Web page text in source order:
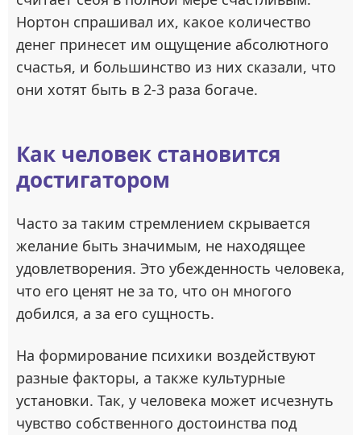
Нортон спрашивал их, какое количество
денег принесет им ощущение абсолютного
счастья, и большинство из них сказали, что
они хотят быть в 2-3 раза богаче.
Как человек становится
достигатором
Часто за таким стремлением скрывается
желание быть значимым, не находящее
удовлетворения. Это убежденность человека,
что его ценят не за то, что он многого
добился, а за его сущность.
На формирование психики воздействуют
разные факторы, а также культурные
установки. Так, у человека может исчезнуть
чувство собственного достоинства под